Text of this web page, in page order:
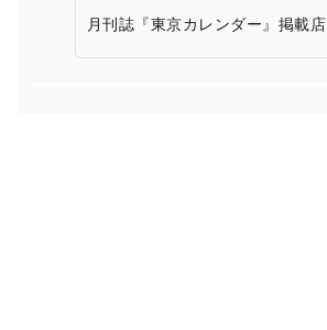
月刊誌『東京カレンダー』掲載店